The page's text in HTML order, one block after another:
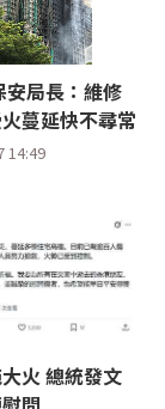
安局長：維修
蔓延快不尋常
14:49
火 總統發文